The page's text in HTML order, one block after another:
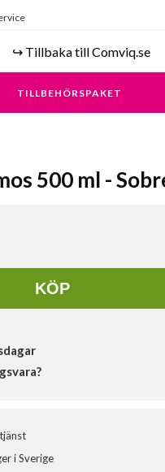
↪️ Tillbaka till Comviq.se
TILLBEHÖRSPAKET
500 ml -
KÖP
i Sverige